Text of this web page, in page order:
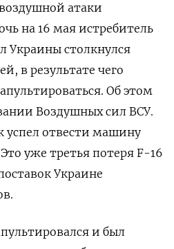
атаки
на 16 мая истребитель
Украины столкнулся
в результате чего
Об этом
Воздушных сил ВСУ.
отвести машину
уже третья потеря F-16
Украине
и был